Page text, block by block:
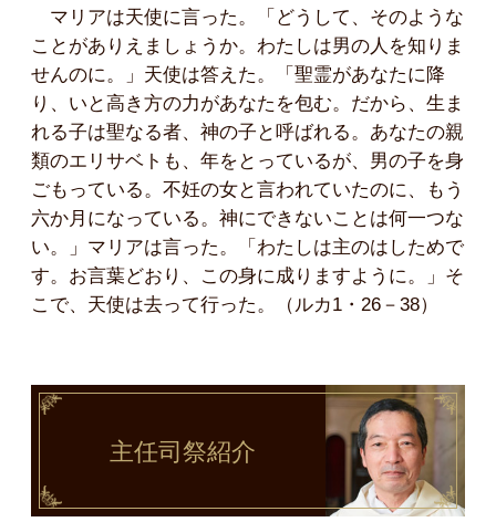
マリアは天使に言った。「どうして、そのような
ことがありえましょうか。わたしは男の人を知りま
せんのに。」天使は答えた。「聖霊があなたに降
り、いと高き方の力があなたを包む。だから、生ま
れる子は聖なる者、神の子と呼ばれる。あなたの親
類のエリサベトも、年をとっているが、男の子を身
ごもっている。不妊の女と言われていたのに、もう
六か月になっている。神にできないことは何一つな
い。」マリアは言った。「わたしは主のはしためで
す。お言葉どおり、この身に成りますように。」そ
こで、天使は去って行った。（ルカ1・26－38）
主任司祭紹介